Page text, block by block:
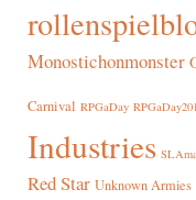
Monostichonmonster
Carnival RPGaDay
Industries
Red Star Unknown Armies